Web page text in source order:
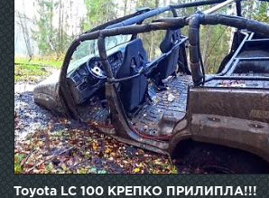
Toyota LC 100 КРЕПКО ПРИЛИПЛА!!!